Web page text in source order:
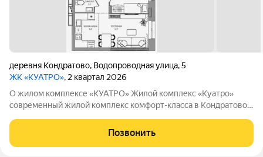
деревня Кондратово, Водопроводная улица,5
ЖК «КУАТРО», 2 квартал 2026
О жилом комплексе «КУАТРО» Жилой комплекс «Куатро»
современный жилой комплекс комфорт-класса в Кондратово,
Шесть секций объединены общей архитектурой, закрытым
двор-садом на стилобате и
Позвонить